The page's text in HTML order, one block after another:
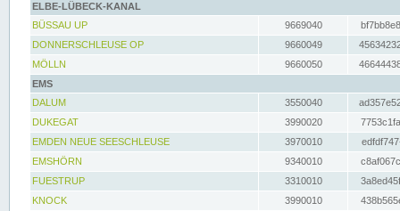
ELBE-LÜBECK-KANAL
BÜSSAU UP
9669040
DONNERSCHLEUSE OP
9660049
MÖLLN
9660050
EMS
DALUM
3550040
DUKEGAT
3990020
EMDEN NEUE SEESCHLEUSE
3970010
EMSHÖRN
9340010
FUESTRUP
3310010
KNOCK
3990010